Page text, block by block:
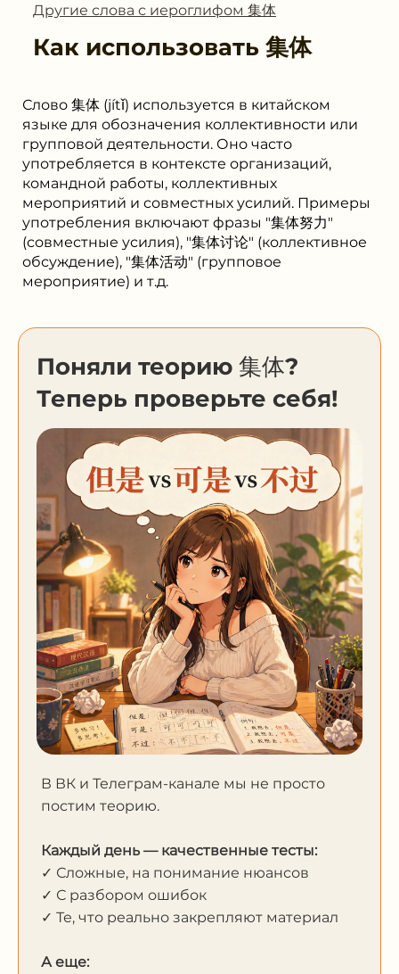
Другие слова с иероглифом 集体
Как использовать 集体
Слово 集体 (jítǐ) используется в китайском
языке для обозначения коллективности или
групповой деятельности. Оно часто
употребляется в контексте организаций,
командной работы, коллективных
мероприятий и совместных усилий. Примеры
употребления включают фразы "集体努力"
(совместные усилия), "集体讨论" (коллективное
обсуждение), "集体活动" (групповое
мероприятие) и т.д.
Поняли теорию 集体?
Теперь проверьте себя!
В ВК и Телеграм-канале мы не просто
постим теорию.
Каждый день — качественные тесты:
✓ Сложные, на понимание нюансов
✓ С разбором ошибок
✓ Те, что реально закрепляют материал
А еще: